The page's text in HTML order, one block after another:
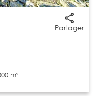
Partager
m²